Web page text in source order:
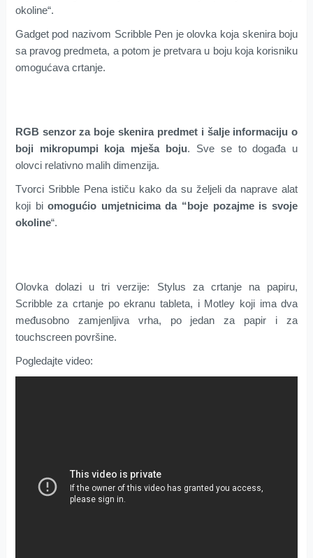
okoline“.
Gadget pod nazivom Scribble Pen je olovka koja skenira boju
sa pravog predmeta, a potom je pretvara u boju koja korisniku
omogućava crtanje.
RGB senzor za boje skenira predmet i šalje informaciju o
boji mikropumpi koja mješa boju. Sve se to događa u
olovci relativno malih dimenzija.
Tvorci Sribble Pena ističu kako da su željeli da naprave alat
koji biomogućio umjetnicima da “boje pozajme is svoje
okoline“.
Olovka dolazi u tri verzije: Stylus za crtanje na papiru,
Scribble za crtanje po ekranu tableta, i Motley koji ima dva
međusobno zamjenljiva vrha, po jedan za papir i za
touchscreen površine.
Pogledajte video: